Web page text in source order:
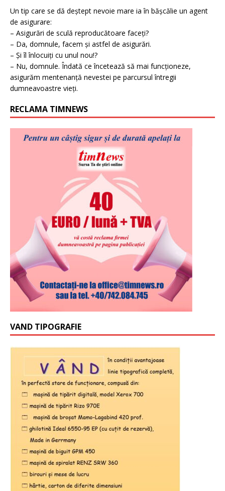
Un tip care se dă deștept nevoie mare ia în bășcălie un agent
de asigurare:
– Asigurări de sculă reproducătoare faceți?
– Da, domnule, facem și astfel de asigurări.
– Și îl înlocuiți cu unul nou!?
– Nu, domnule. Îndată ce încetează să mai funcționeze,
asigurăm mentenanță nevestei pe parcursul întregii
dumneavoastre vieți.
RECLAMA TIMNEWS
VAND TIPOGRAFIE